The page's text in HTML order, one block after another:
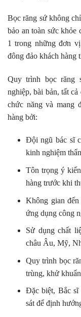
Bọc răng sứ không
bảo an toàn sức khỏe
1 trong những đơn
đông đảo khách hàng
Quy trình bọc răng
nghiệp, bài bản, tất
chức năng và mang
hàng bởi:
Đội ngũ bác sĩ
kinh nghiệm
Tôn trọng ý
hàng trước khi
Không gian
ứng dụng công
Sử dụng chất
châu Âu, Mỹ,
Quy trình bọc
trùng, khử
Đặc biệt, Bắc sĩ
sát để định